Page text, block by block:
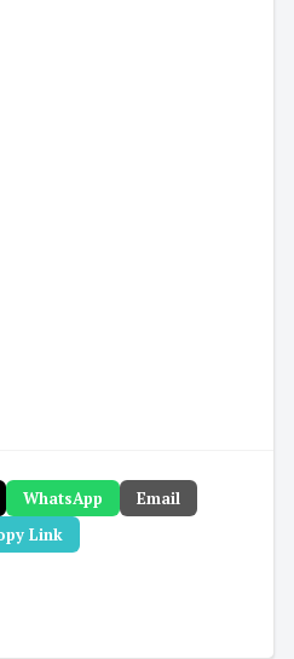
WhatsApp
Email
Link